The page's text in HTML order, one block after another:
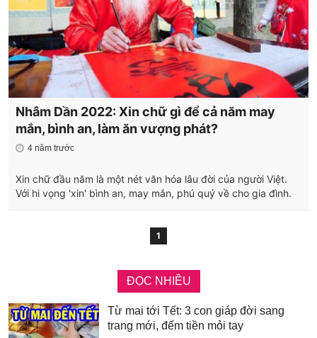
Nhâm Dần 2022: Xin chữ gì để cả năm may
mắn, bình an, làm ăn vượng phát?
4 năm trước
Xin chữ đầu năm là một nét văn hóa lâu đời của người Việt.
Với hi vọng 'xin' bình an, may mắn, phú quý về cho gia đình.
1
ĐỌC NHIỀU
Từ mai tới Tết: 3 con giáp đời sang
trang mới, đếm tiền mỏi tay